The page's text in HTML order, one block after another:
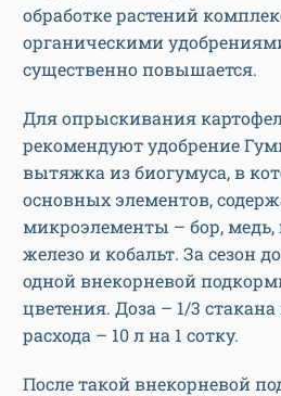
обработке растений
органическими
существенно повышается.
Для опрыскивания
рекомендуют удобрение
вытяжка из биогумуса, в
основных элементов,
микроэлементы – бор, медь,
железо и кобальт. За сезон
одной внекорневой
цветения. Доза – 1/3
расхода – 10 л на 1 сотку.
После такой внекорневой